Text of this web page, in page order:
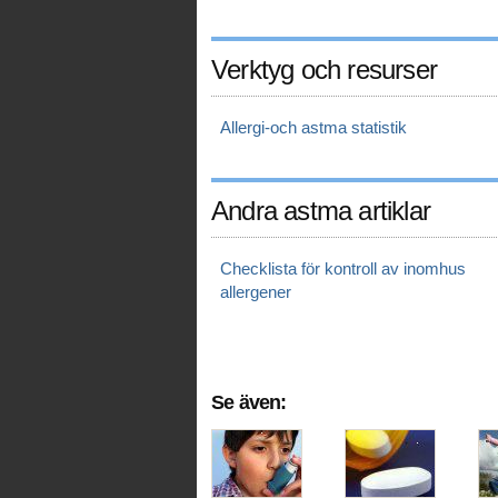
Verktyg och resurser
Allergi-och astma statistik
Andra astma artiklar
Checklista för kontroll av inomhus
allergener
Se även: